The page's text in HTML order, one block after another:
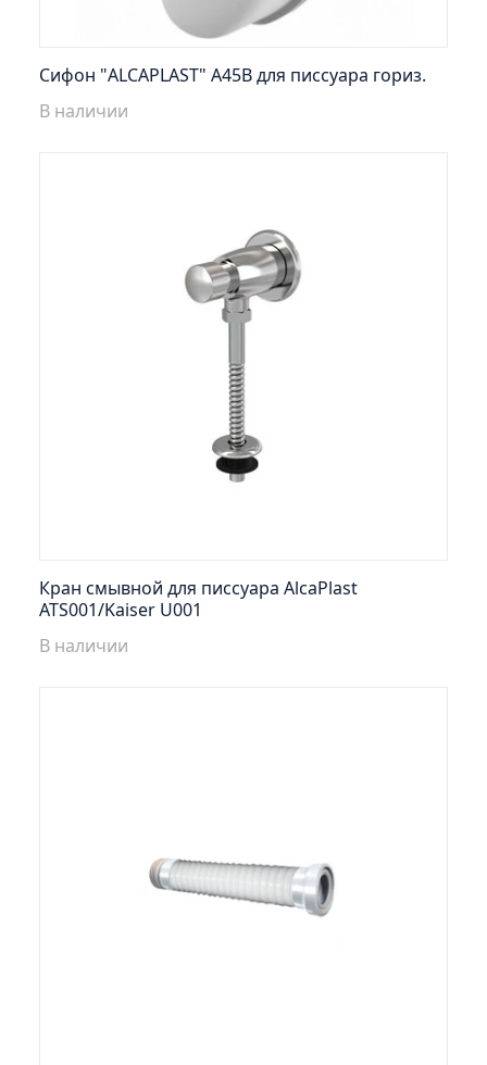
Умывальник MODUO 80 Slim (Cersanit) Misty
Умывальник QUADRO 75 (Sanita) Misty
Умывальник АМАЛЬФИ 70 Misty
Умывальник БАЙКАЛ 65 (Santek) Misty
Умывальник БАЛТИКА 60 (Santek) Misty
Умывальник ГАММА 60 (Кировит) Misty
Умывальник ДРЕЯ Soft 100 Misty
Умывальник ДРЕЯ ГРЕЙС 70 Misty
Умывальник ИЗЕО 60 Misty
Умывальник РИВА 50 (Керамин) Misty
Умывальник САНТИ 70 (Керамин) Misty
Умывальник СЕЛИГЕР 60 (Santek) Misty
Умывальник ЭЛЛАДА 60 Misty
+7 (910) 762 — 19 — 42
Сифон "ALCAPLAST" A45B для писсуара гориз.
В наличии
Кран смывной для писсуара AlcaPlast
ATS001/Kaiser U001
В наличии